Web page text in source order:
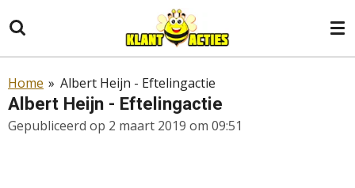
direct
naar
hoofdinhoud
Home » Albert Heijn - Eftelingactie
Albert Heijn - Eftelingactie
Gepubliceerd op 2 maart 2019 om 09:51